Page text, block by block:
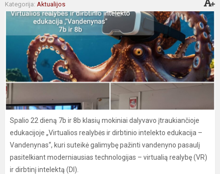
Kategorija: Aktualijos
Spalio 22 dieną 7b ir 8b klasių mokiniai dalyvavo įtraukiančioje
edukacijoje „Virtualios realybės ir dirbtinio intelekto edukacija –
Vandenynas“, kuri suteikė galimybę pažinti vandenyno pasaulį
pasitelkiant moderniausias technologijas – virtualią realybę (VR)
ir dirbtinį intelektą (DI).